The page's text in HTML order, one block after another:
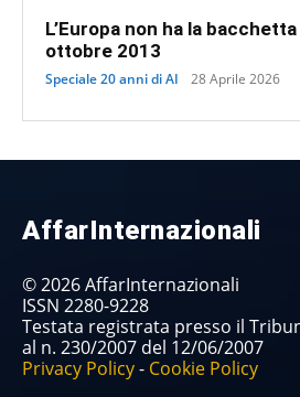
L’Europa non ha la
ottobre 2013
Speciale 20 anni di AI 28 Aprile 2026
AffarInternazionali
© 2026 AffarInternazionali
ISSN 2280-9228
Testata registrata presso il
al n. 230/2007 del 12/06/2007
Privacy Policy- Cookie Policy